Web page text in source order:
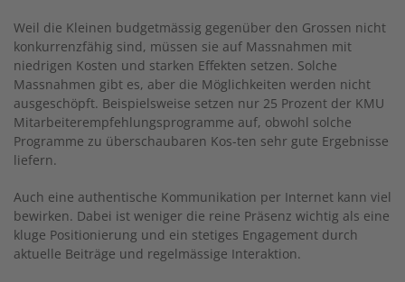
Weil die Kleinen budgetmässig gegenüber den Grossen nicht
konkurrenzfähig sind, müssen sie auf Massnahmen mit
niedrigen Kosten und starken Effekten setzen. Solche
Massnahmen gibt es, aber die Möglichkeiten werden nicht
ausgeschöpft. Beispielsweise setzen nur 25 Prozent der KMU
Mitarbeiterempfehlungsprogramme auf, obwohl solche
Programme zu überschaubaren Kos-ten sehr gute Ergebnisse
liefern.
Auch eine authentische Kommunikation per Internet kann viel
bewirken. Dabei ist weniger die reine Präsenz wichtig als eine
kluge Positionierung und ein stetiges Engagement durch
aktuelle Beiträge und regelmässige Interaktion.